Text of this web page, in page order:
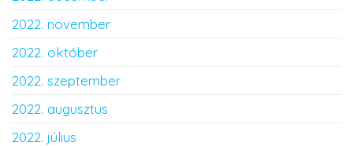
2022. november
2022. október
2022. szeptember
2022. augusztus
2022. július